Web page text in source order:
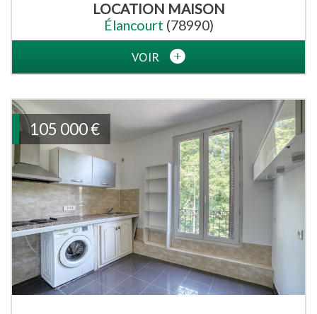
LOCATION MAISON
Élancourt (78990)
VOIR
105 000€